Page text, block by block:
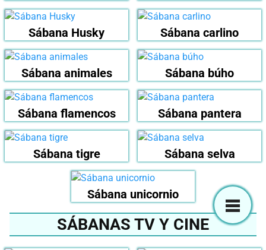
Sábana Husky Sábana carlino
Sábana animales Sábana búho
Sábana flamencos Sábana pantera
Sábana tigre Sábana selva
Sábana unicornio
SÁBANAS TV Y CINE